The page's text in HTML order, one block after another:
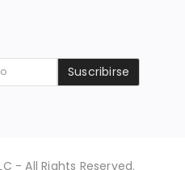
Suscribirse
- All Rights Reserved.